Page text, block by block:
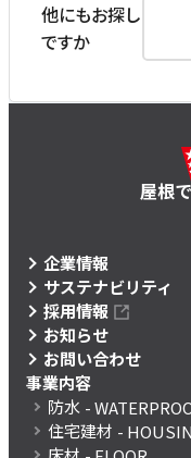
他にもお探し
ですか
屋根
企業情報
サステナビリティ
採用情報
お知らせ
お問い合わせ
事業内容
防水 -
住宅建材 -